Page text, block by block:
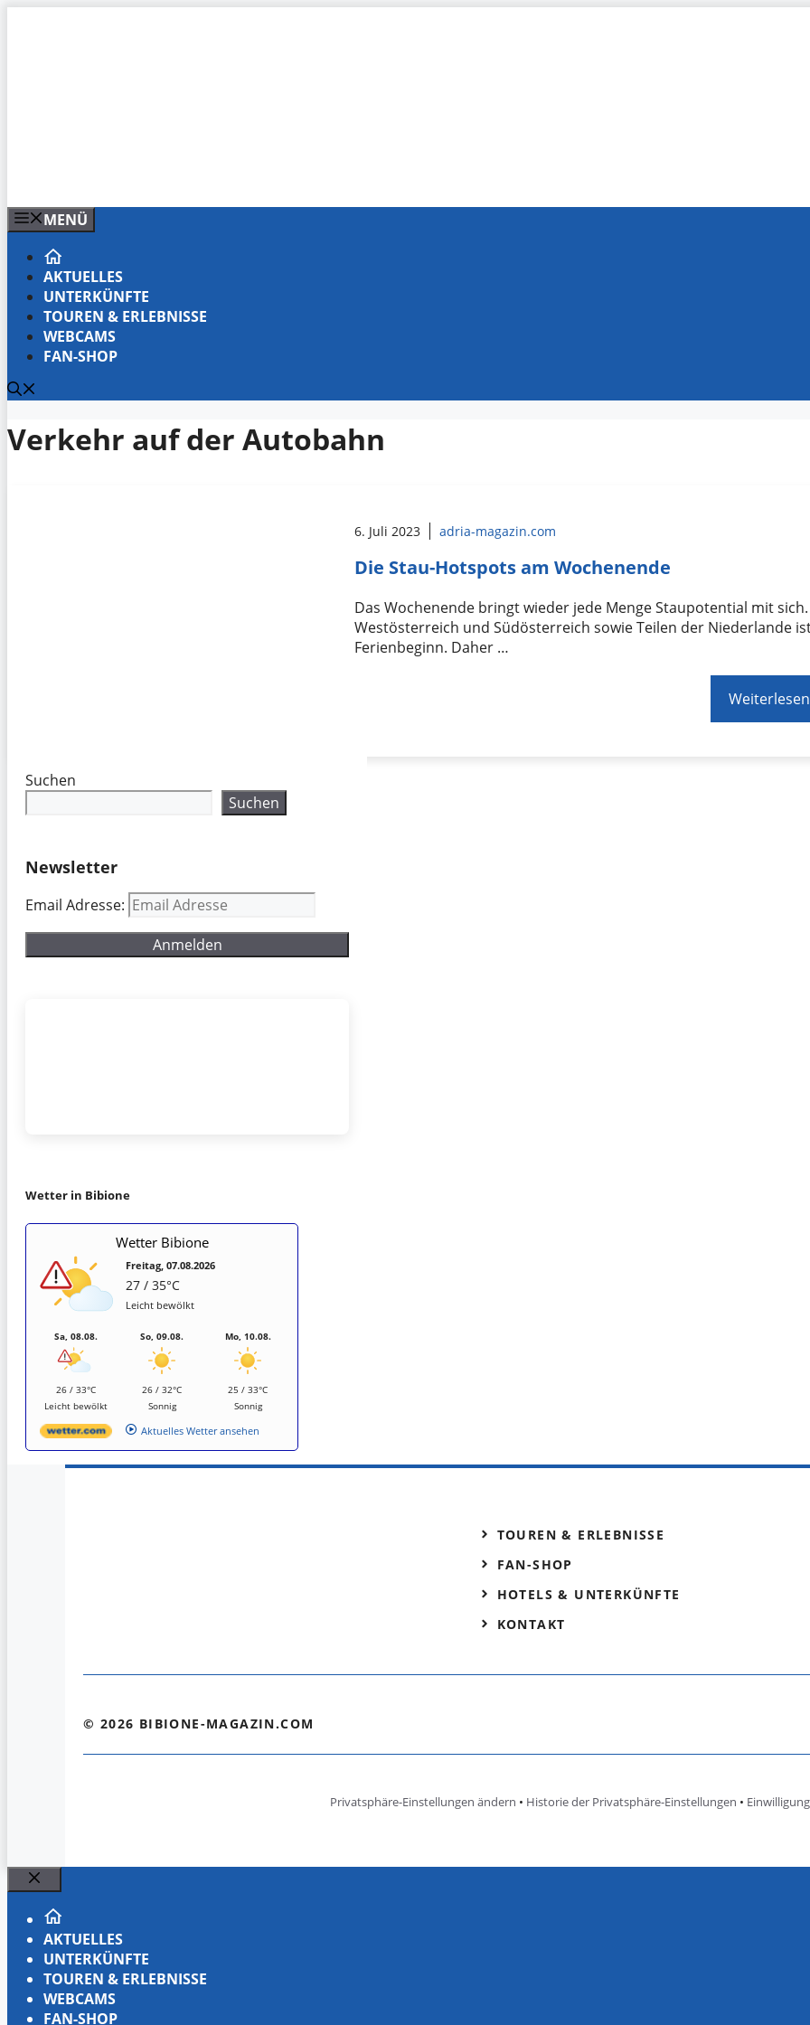
MENÜ
AKTUELLES
UNTERKÜNFTE
TOUREN & ERLEBNISSE
WEBCAMS
FAN-SHOP
Verkehr auf der Autobahn
6. Juli 2023 adria-magazin.com
Die Stau-Hotspots am Wochenende
Das Wochenende bringt wieder jede Menge Staupotential mit
Westösterreich und Südösterreich sowie Teilen der Niederlande
Ferienbeginn. Daher …
Weiterlesen
Suchen
Suchen
Newsletter
Email Adresse:
Wetter in Bibione
Wetter Bibione
Freitag, 07.08.2026
27 / 35°C
Leicht bewölkt
Sa, 08.08.
26 / 33°C
Leicht bewölkt
So, 09.08.
26 / 32°C
Sonnig
Mo, 10.08.
25 / 33°C
Sonnig
Aktuelles Wetter ansehen
TOUREN & ERLEBNISSE
FAN-SHOP
HOTELS & UNTERKÜNFTE
KONTAKT
© 2026 BIBIONE-MAGAZIN.COM
Privatsphäre-Einstellungen ändern • Historie der Privatsphäre-Einstellungen •
Schließen
AKTUELLES
UNTERKÜNFTE
TOUREN & ERLEBNISSE
WEBCAMS
FAN-SHOP